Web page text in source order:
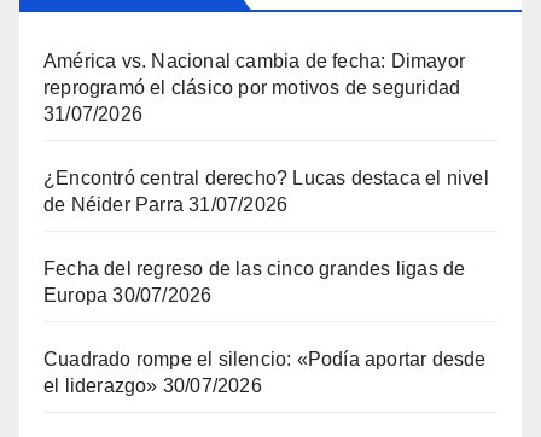
América vs. Nacional cambia de fecha: Dimayor
reprogramó el clásico por motivos de seguridad
31/07/2026
¿Encontró central derecho? Lucas destaca el nivel
de Néider Parra 31/07/2026
Fecha del regreso de las cinco grandes ligas de
Europa 30/07/2026
Cuadrado rompe el silencio: «Podía aportar desde
el liderazgo» 30/07/2026